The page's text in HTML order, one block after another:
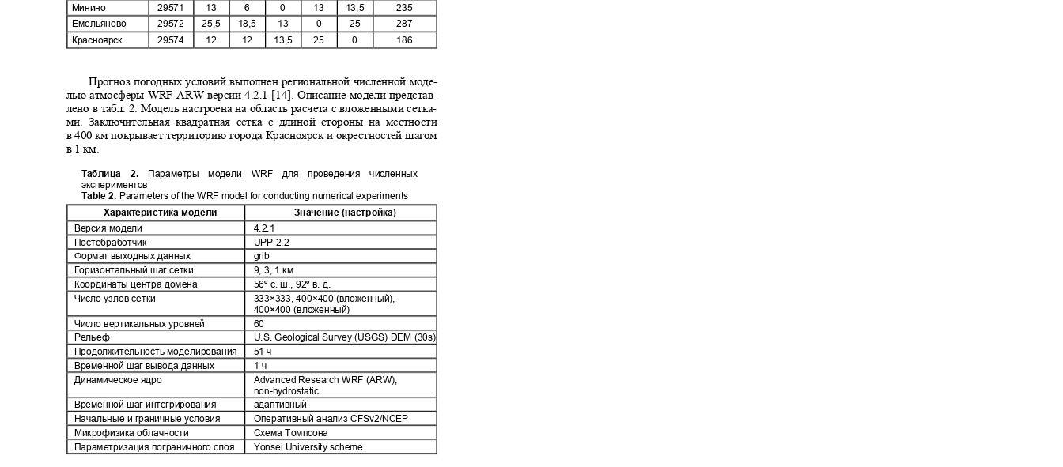
Минино
29571
29572
29574
13
235
287
186
13
25,5
12
6 0
13,5
25
Емельяново
Красноярск
18,5
12
13
13,5
0
25
0
Прогноз погодных условий выполнен региональной численной моде-
лью атмосферы WRF-ARW версии 4.2.1 [14]. Описание модели представ-
лено в табл. 2. Модель настроена на область расчета с вложенными сетка-
ми. Заключительная квадратная сетка с длиной стороны на местности
в400км покрывает территорию города Красноярск и окрестностей шагом
в 1 км.
Таблица 2. Параметры модели WRF для проведения численных
экспериментов
Table 2. Parameters of the WRF model for conducting numerical experiments
Характеристика модели
Версия модели
Значение (настройка)
4.2.1
Постобработчик
UPP 2.2
grib
Формат выходных данных
Горизонтальный шаг сетки
Координаты центра домена
Число узлов сетки
9, 3, 1 км
56º с. ш., 92º в. д.
333×333, 400×400 (вложенный),
400×400 (вложенный)
Число вертикальных уровней
Рельеф
60
U.S. Geological Survey (USGS) DEM (30s)
Продолжительность моделирования
Временной шаг вывода данных
Динамическое ядро
51 ч
1 ч
Advanced Research WRF (ARW),
non-hydrostatic
Временной шаг интегрирования
Начальные и граничные условия
Микрофизика облачности
адаптивный
Оперативный анализ CFSv2/NCEP
Схема Томпсона
Параметризация пограничного слоя Yonsei University scheme